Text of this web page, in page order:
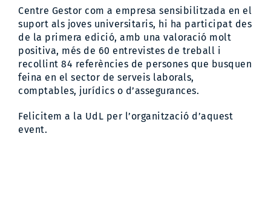
Centre Gestor com a empresa sensibilitzada en el
suport als joves universitaris, hi ha participat des
de la primera edició, amb una valoració molt
positiva, més de 60 entrevistes de treball i
recollint 84 referències de persones que busquen
feina en el sector de serveis laborals,
comptables, jurídics o d’assegurances.
Felicitem a la UdL per l’organització d’aquest
event.